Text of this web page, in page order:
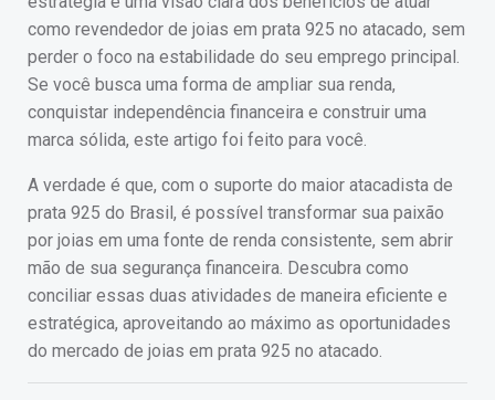
como revendedor de joias em prata 925 no atacado, sem
perder o foco na estabilidade do seu emprego principal.
Se você busca uma forma de ampliar sua renda,
conquistar independência financeira e construir uma
marca sólida, este artigo foi feito para você.
A verdade é que, com o suporte do maior atacadista de
prata 925 do Brasil, é possível transformar sua paixão
por joias em uma fonte de renda consistente, sem abrir
mão de sua segurança financeira. Descubra como
conciliar essas duas atividades de maneira eficiente e
estratégica, aproveitando ao máximo as oportunidades
do mercado de joias em prata 925 no atacado.